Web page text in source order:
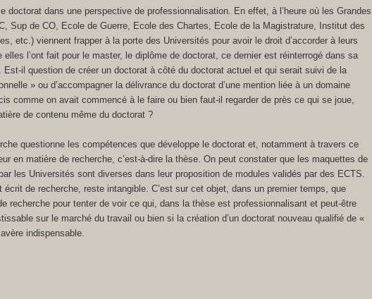
le doctorat dans une perspective de professionnalisation. En effet, à l’heure où les Grandes
Sup de CO, Ecole de Guerre, Ecole des Chartes, Ecole de la Magistrature, Institut des
etc.) viennent frapper à la porte des Universités pour avoir le droit d’accorder à leurs
elles l’ont fait pour le master, le diplôme de doctorat, ce dernier est réinterrogé dans sa
Est-il question de créer un doctorat à côté du doctorat actuel et qui serait suivi de la
» ou d’accompagner la délivrance du doctorat d’une mention liée à un domaine
comme on avait commencé à le faire ou bien faut-il regarder de près ce qui se joue,
de contenu même du doctorat ?
questionne les compétences que développe le doctorat et, notamment à travers ce
en matière de recherche, c’est-à-dire la thèse. On peut constater que les maquettes de
les Universités sont diverses dans leur proposition de modules validés par des ECTS.
écrit de recherche, reste intangible. C’est sur cet objet, dans un premier temps, que
recherche pour tenter de voir ce qui, dans la thèse est professionnalisant et peut-être
sur le marché du travail ou bien si la création d’un doctorat nouveau qualifié de «
indispensable.